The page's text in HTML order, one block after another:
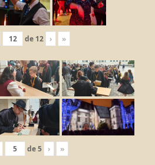
de 12 › »
de5 › »